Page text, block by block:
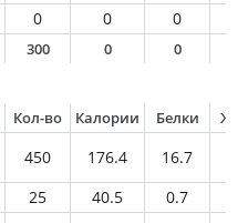
0 0 0
300 0 0
Кол-во Калории Белки
450 176.4 16.7
25 40.5 0.7